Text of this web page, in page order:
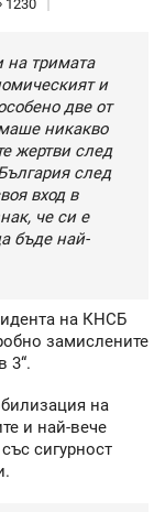
1230
на тримата
и
две от
никакво
жертви след
след
вход в
че си е
бъде най-
на КНСБ
замислените
3“.
на
и най-вече
сигурност